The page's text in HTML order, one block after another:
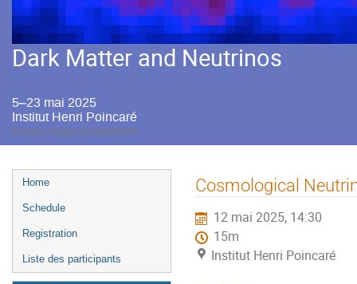
Dark Matter and Neutrinos
5–23 mai 2025
Institut Henri Poincaré
Fuseau horaire Europe/Paris
Menu
de
Home
Schedule
Registration
Liste des participants
Cosmological
12 mai 2025, 14:30
15m
Institut Henri Poincaré